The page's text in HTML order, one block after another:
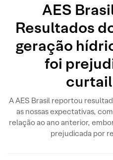
AES
Resultados
geração
foi
A AES Brasil reportou
as nossas expectativas,
relação ao ano anterior,
prejudicada por